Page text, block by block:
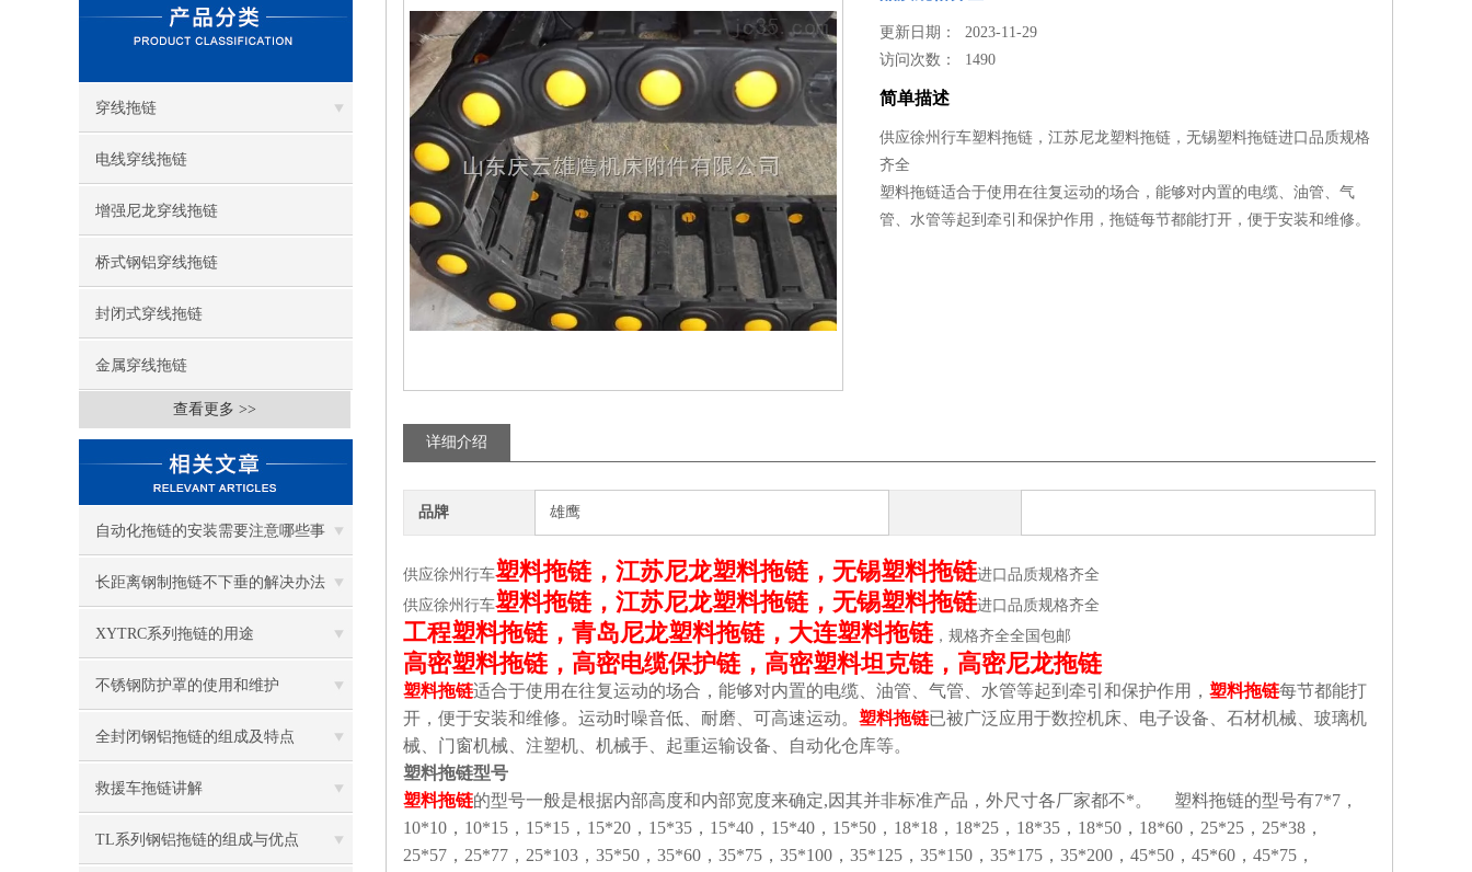
穿线拖链
电线穿线拖链
增强尼龙穿线拖链
桥式钢铝穿线拖链
封闭式穿线拖链
金属穿线拖链
查看更多 >>
自动化拖链的安装需要注意哪些事
项？
长距离钢制拖链不下垂的解决办法
XYTRC系列拖链的用途
不锈钢防护罩的使用和维护
全封闭钢铝拖链的组成及特点
救援车拖链讲解
TL系列钢铝拖链的组成与优点
更新日期： 2023-11-29
访问次数： 1490
简单描述
供应徐州行车塑料拖链，江苏尼龙塑料拖链，无锡塑料拖链进口品质规格
齐全
塑料拖链适合于使用在往复运动的场合，能够对内置的电缆、油管、气
管、水管等起到牵引和保护作用，拖链每节都能打开，便于安装和维修。
详细介绍
品牌 雄鹰
供应徐州行车塑料拖链，江苏尼龙塑料拖链，无锡塑料拖链进口品质规格齐全
供应徐州行车塑料拖链，江苏尼龙塑料拖链，无锡塑料拖链进口品质规格齐全
工程塑料拖链，青岛尼龙塑料拖链，大连塑料拖链 ，规格齐全全国包邮
高密塑料拖链，高密电缆保护链，高密塑料坦克链，高密尼龙拖链
塑料拖链适合于使用在往复运动的场合，能够对内置的电缆、油管、气管、水管等起到牵引和保护作用， 塑料拖链每节都能打
开，便于安装和维修。运动时噪音低、耐磨、可高速运动。 塑料拖链已被广泛应用于数控机床、电子设备、石材机械、玻璃机
械、门窗机械、注塑机、机械手、起重运输设备、自动化仓库等。
塑料拖链型号
塑料拖链的型号一般是根据内部高度和内部宽度来确定,因其并非标准产品，外尺寸各厂家都不*。 塑料拖链的型号有7*7，
10*10，10*15，15*15，15*20，15*35，15*40，15*40，15*50，18*18，18*25，18*35，18*50，18*60，25*25，25*38，
25*57，25*77，25*103，35*50，35*60，35*75，35*100，35*125，35*150，35*175，35*200，45*50，45*60，45*75，